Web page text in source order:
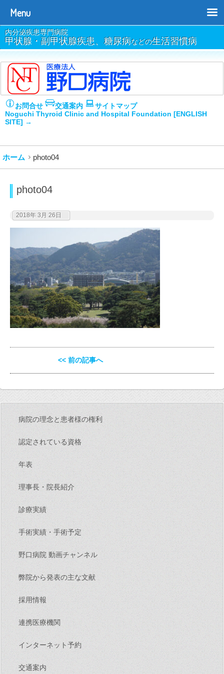
内分泌疾患専門病院
甲状腺・副甲状腺疾患、糖尿病などの生活習慣病
お問合せ 交通案内
サイトマップ
Noguchi Thyroid Clinic and Hospital Foundation [ENGLISH
SITE] →
ホーム photo04
photo04
2018年 3月 26日
<< 前の記事へ
病院の理念と患者様の権利
認定されている資格
年表
理事長・院長紹介
診療実績
手術実績・手術予定
野口病院 動画チャンネル
弊院から発表の主な文献
採用情報
連携医療機関
インターネット予約
交通案内
Menu